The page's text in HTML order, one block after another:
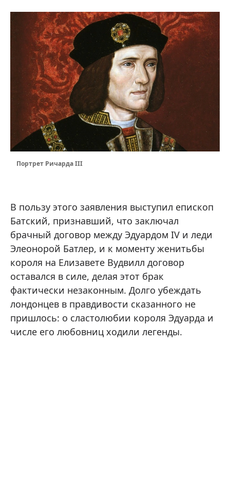
Портрет Ричарда III
В пользу этого заявления выступил епископ
Батский, признавший, что заключал
брачный договор между Эдуардом IV и леди
Элеонорой Батлер, и к моменту женитьбы
короля на Елизавете Вудвилл договор
оставался в силе, делая этот брак
фактически незаконным. Долго убеждать
лондонцев в правдивости сказанного не
пришлось: о сластолюбии короля Эдуарда и
числе его любовниц ходили легенды.